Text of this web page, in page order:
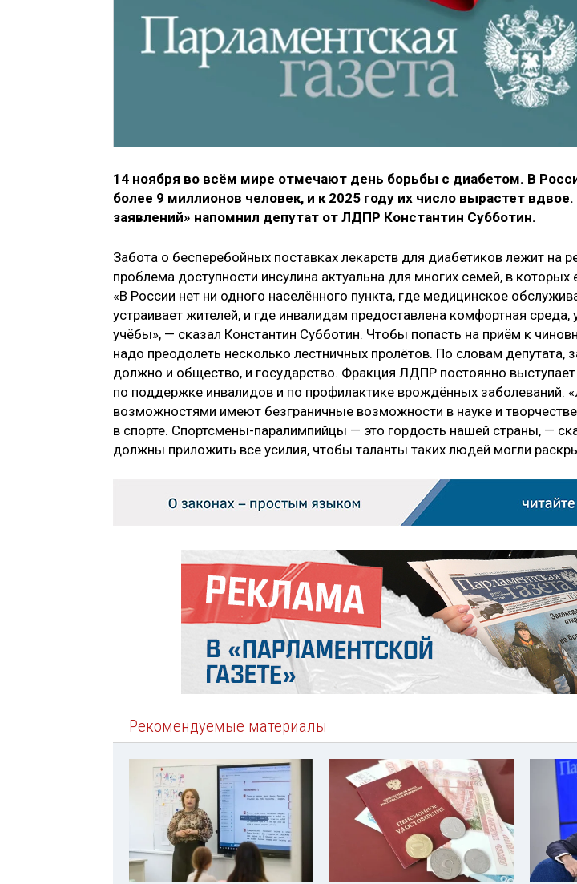
14 ноября во всём мире отмечают день борьбы с диабетом. В
более 9 миллионов человек, и к 2025 году их число вырастет
заявлений» напомнил депутат от ЛДПР Константин Субботин.
Забота о бесперебойных поставках лекарств для диабетиков лежит на
проблема доступности инсулина актуальна для многих семей, в
«В России нет ни одного населённого пункта, где медицинское
устраивает жителей, и где инвалидам предоставлена комфортная среда,
учёбы», — сказал Константин Субботин. Чтобы попасть на приём к
надо преодолеть несколько лестничных пролётов. По словам депутата,
должно и общество, и государство. Фракция ЛДПР постоянно
по поддержке инвалидов и по профилактике врождённых заболеваний.
возможностями имеют безграничные возможности в науке и
в спорте. Спортсмены-паралимпийцы — это гордость нашей страны, —
должны приложить все усилия, чтобы таланты таких людей могли
Рекомендуемые материалы